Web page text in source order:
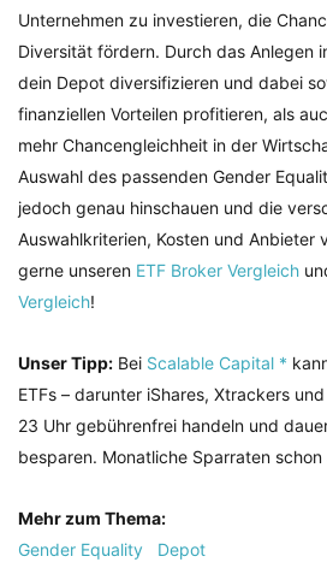
Unternehmen zu investieren, die
Diversität fördern. Durch das Anlegen
dein Depot diversifizieren und dabei
finanziellen Vorteilen profitieren, als
mehr Chancengleichheit in der
Auswahl des passenden Gender
jedoch genau hinschauen und die
Auswahlkriterien, Kosten und Anbieter
gerne unseren ETF Broker Vergleich
Vergleich!
Unser Tipp: Bei Scalable Capital *
ETFs – darunter iShares, Xtrackers
23 Uhr gebührenfrei handeln und
besparen. Monatliche Sparraten schon
Mehr zum Thema:
Gender Equality
Depot